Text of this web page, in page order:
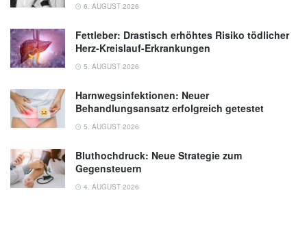
6. AUGUST 2026
Fettleber: Drastisch erhöhtes Risiko tödlicher
Herz-Kreislauf-Erkrankungen
5. AUGUST 2026
Harnwegsinfektionen: Neuer
Behandlungsansatz erfolgreich getestet
5. AUGUST 2026
Bluthochdruck: Neue Strategie zum
Gegensteuern
4. AUGUST 2026